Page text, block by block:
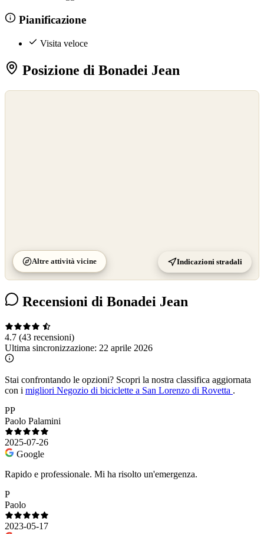
Pianificazione
Visita veloce
Posizione di Bonadei Jean
Altre attività vicine Indicazioni stradali
Recensioni di Bonadei Jean
4.7 (43 recensioni)
Ultima sincronizzazione: 22 aprile 2026
Stai confrontando le opzioni? Scopri la nostra classifica aggiornata
con i migliori Negozio di biciclette a San Lorenzo di Rovetta .
PP
Paolo Palamini
2025-07-26
Google
Rapido e professionale. Mi ha risolto un'emergenza.
P
Paolo
2023-05-17